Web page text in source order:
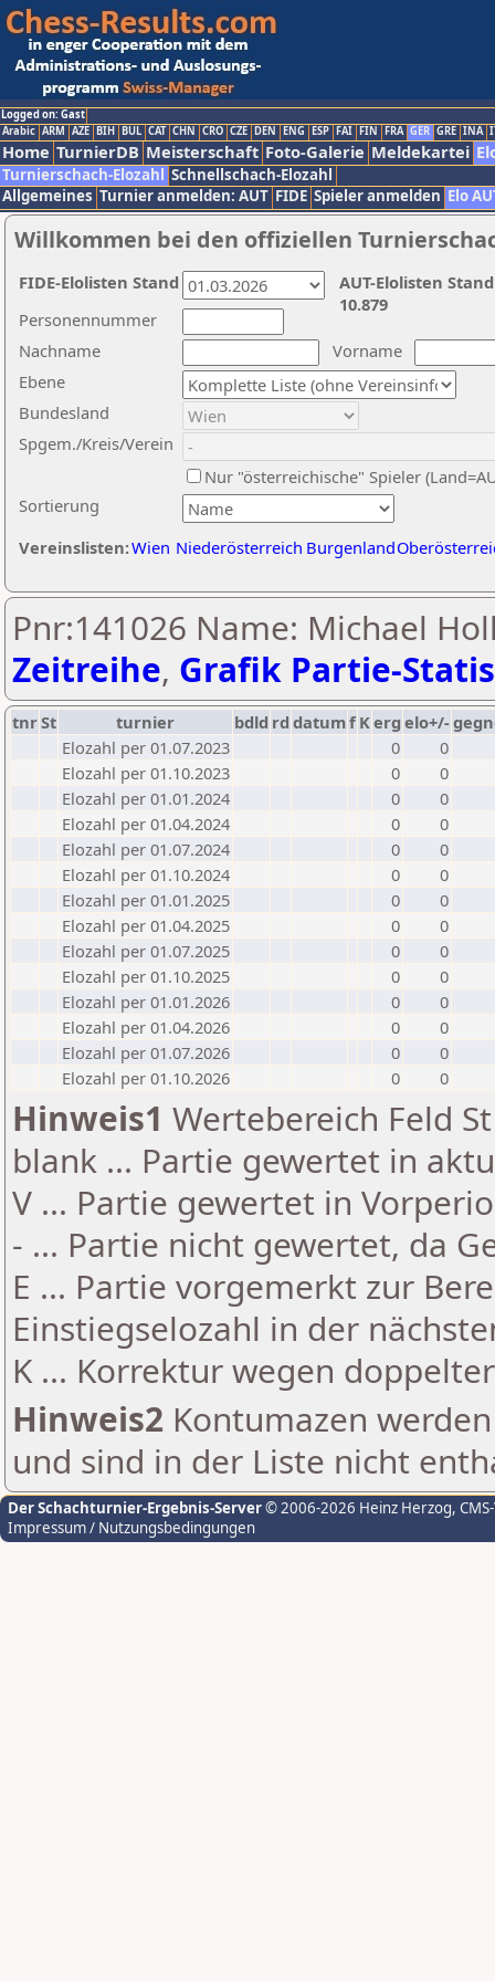
Logged on: Gast
Arabic ARM AZE BIH BUL CAT CHN CRO CZE DEN ENG ESP FAI FIN FRA GER GRE INA
Home TurnierDB Meisterschaft Foto-Galerie Meldekartei
Turnierschach-Elozahl Schnellschach-Elozahl
Allgemeines Turnier anmelden: AUT FIDE Spieler anmelden Elo
Willkommen bei den offiziellen
Nachname
Vorname
Ebene
Sortierung
Personennummer
Bundesland
Spgem./Kreis/Verein
Nur "österreichische" Spieler
Vereinslisten:Wien Niederösterreich Burgenland
AUT-Elolisten
10.879
FIDE-Elolisten Stand
Pnr:141026 Name: Michael
Zeitreihe, Grafik Partie-
tnrSt turnier bdld rd datumf Kerg elo+/-
Elozahl per 01.07.2023
0
0
Elozahl per 01.10.2023
0
0
Elozahl per 01.01.2024
0
0
Elozahl per 01.04.2024
0
0
Elozahl per 01.07.2024
0
0
Elozahl per 01.10.2024
0
0
Elozahl per 01.01.2025
0
0
Elozahl per 01.04.2025
0
0
Elozahl per 01.07.2025
0
0
Elozahl per 01.10.2025
0
0
Elozahl per 01.01.2026
0
0
Elozahl per 01.04.2026
0
0
Elozahl per 01.07.2026
0
0
Elozahl per 01.10.2026
0 0
Hinweis1 Wertebereich Feld
blank ... Partie gewertet in
V ... Partie gewertet in
- ... Partie nicht gewertet, da
E ... Partie vorgemerkt zur
Einstiegselozahl in der
K ... Korrektur wegen
Hinweis2 Kontumazen
und sind in der Liste nicht
Der Schachturnier-Ergebnis-Server© 2006-2026 Heinz Herzog,
Impressum / Nutzungsbedingungen